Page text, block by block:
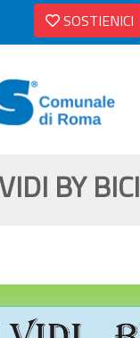
SOSTIENICI
BY BICI